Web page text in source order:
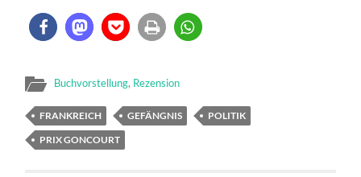
Buchvorstellung, Rezension
FRANKREICH GEFÄNGNIS
POLITIK
PRIX GONCOURT